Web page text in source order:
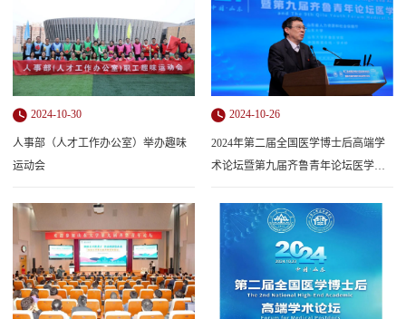
2024-10-30
人事部（人才工作办公室）举办趣味
运动会
2024-10-26
2024年第二届全国医学博士后高端学
术论坛暨第九届齐鲁青年论坛医学分